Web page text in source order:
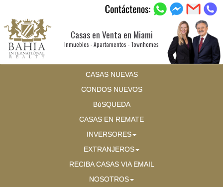
Casas en Venta en Miami
Inmuebles - Apartamentos - Townhomes
CASAS NUEVAS
CONDOS NUEVOS
BúSQUEDA
CASAS EN REMATE
INVERSORES
EXTRANJEROS
RECIBA CASAS VIA EMAIL
NOSOTROS